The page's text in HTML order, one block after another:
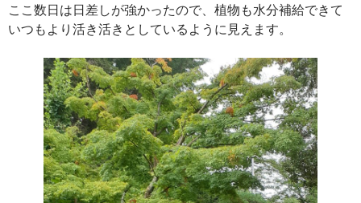
ここ数日は日差しが強かったので、植物も水分補給できて
いつもより活き活きとしているように見えます。